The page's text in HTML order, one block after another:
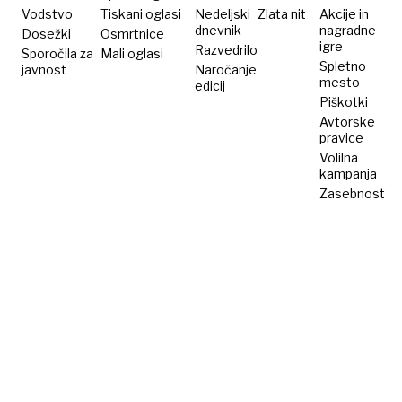
Trumpovimi
izjavami
Vodstvo
Dosežki
Sporočila za
javnost
Tiskani oglasi
Osmrtnice
Mali oglasi
Nedeljski
dnevnik
Razvedrilo
Naročanje
edicij
Zlata nit
Akcije in
nagradne
igre
Spletno
mesto
Piškotki
Avtorske
pravice
Volilna
kampanja
Zasebnost